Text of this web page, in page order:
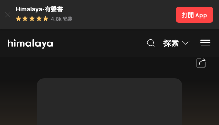
Himalaya-有聲書
4.8k 安裝
打開 App
探索